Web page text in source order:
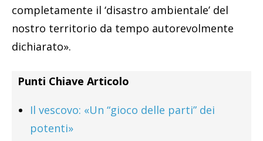
completamente il ‘disastro ambientale’ del
nostro territorio da tempo autorevolmente
dichiarato».
Punti Chiave Articolo
Il vescovo: «Un “gioco delle parti” dei
potenti»